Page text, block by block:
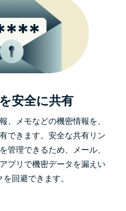
安全に共有
、メモなどの機密情報を、
できます。安全な共有リン
管理できるため、メール、
プリで機密データを漏えい
回避できます。